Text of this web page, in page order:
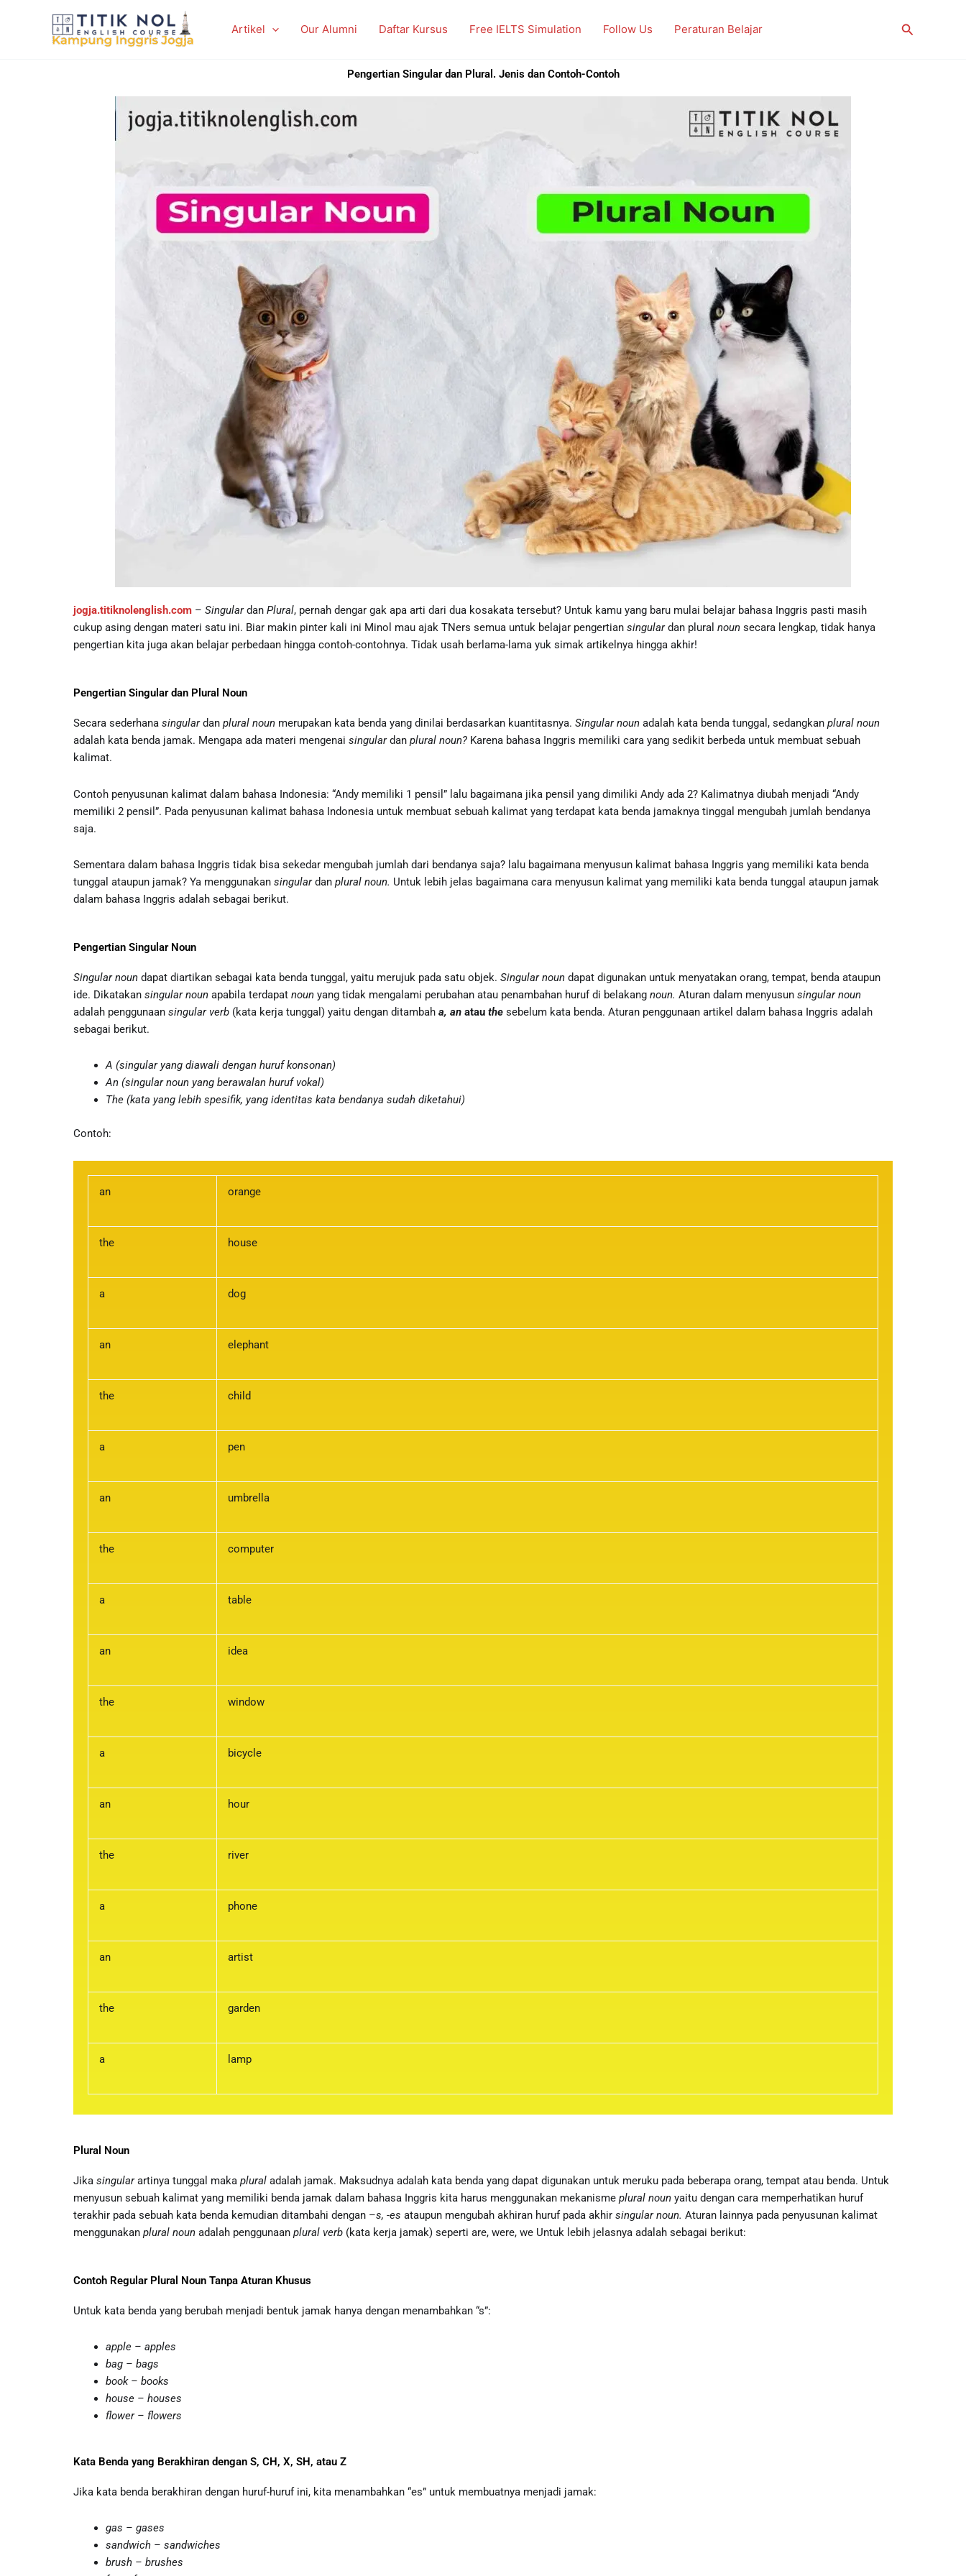
Artikel Our Alumni Daftar Kursus Free IELTS Simulation Follow Us Peraturan Belajar Search
Pengertian Singular dan Plural. Jenis dan Contoh-Contoh
jogja.titiknolenglish.com – Singulardan Plural, pernah dengar gak apa arti dari dua kosakata tersebut? Untuk kamu yang baru mulai belajar bahasa Inggris pasti masih
cukup asing dengan materi satu ini. Biar makin pinter kali ini Minol mau ajak TNers semua untuk belajar pengertian singulardan plural noun secara lengkap, tidak hanya
pengertian kita juga akan belajar perbedaan hingga contoh-contohnya. Tidak usah berlama-lama yuk simak artikelnya hingga akhir!
Pengertian Singular dan Plural Noun
Secara sederhana singulardan plural noun merupakan kata benda yang dinilai berdasarkan kuantitasnya. Singular noun adalah kata benda tunggal, sedangkan plural noun
adalah kata benda jamak. Mengapa ada materi mengenai singulardan plural noun? Karena bahasa Inggris memiliki cara yang sedikit berbeda untuk membuat sebuah
kalimat.
Contoh penyusunan kalimat dalam bahasa Indonesia: “Andy memiliki 1 pensil” lalu bagaimana jika pensil yang dimiliki Andy ada 2? Kalimatnya diubah menjadi “Andy
memiliki 2 pensil”. Pada penyusunan kalimat bahasa Indonesia untuk membuat sebuah kalimat yang terdapat kata benda jamaknya tinggal mengubah jumlah bendanya
saja.
Sementara dalam bahasa Inggris tidak bisa sekedar mengubah jumlah dari bendanya saja? lalu bagaimana menyusun kalimat bahasa Inggris yang memiliki kata benda
tunggal ataupun jamak? Ya menggunakan singulardan plural noun. Untuk lebih jelas bagaimana cara menyusun kalimat yang memiliki kata benda tunggal ataupun jamak
dalam bahasa Inggris adalah sebagai berikut.
Pengertian Singular Noun
Singular noun dapat diartikan sebagai kata benda tunggal, yaitu merujuk pada satu objek. Singular noun dapat digunakan untuk menyatakan orang, tempat, benda ataupun
ide. Dikatakan singular noun apabila terdapat noun yang tidak mengalami perubahan atau penambahan huruf di belakang noun. Aturan dalam menyusun singular noun
adalah penggunaan singular verb (kata kerja tunggal) yaitu dengan ditambah a, an atau the sebelum kata benda. Aturan penggunaan artikel dalam bahasa Inggris adalah
sebagai berikut.
A (singular yang diawali dengan huruf konsonan)
An (singular noun yang berawalan huruf vokal)
The (kata yang lebih spesifik, yang identitas kata bendanya sudah diketahui)
Contoh:
an orange
the house
a dog
an elephant
the child
a pen
an umbrella
the computer
a table
an idea
the window
a bicycle
an hour
the river
a phone
an artist
the garden
a lamp
Plural Noun
Jika singularartinya tunggal maka plural adalah jamak. Maksudnya adalah kata benda yang dapat digunakan untuk meruku pada beberapa orang, tempat atau benda. Untuk
menyusun sebuah kalimat yang memiliki benda jamak dalam bahasa Inggris kita harus menggunakan mekanisme plural noun yaitu dengan cara memperhatikan huruf
terakhir pada sebuah kata benda kemudian ditambahi dengan –s, -es ataupun mengubah akhiran huruf pada akhir singular noun. Aturan lainnya pada penyusunan kalimat
menggunakan plural noun adalah penggunaan plural verb (kata kerja jamak) seperti are, were, we Untuk lebih jelasnya adalah sebagai berikut:
Contoh Regular Plural Noun Tanpa Aturan Khusus
Untuk kata benda yang berubah menjadi bentuk jamak hanya dengan menambahkan “s”:
apple – apples
bag – bags
book – books
house – houses
flower – flowers
Kata Benda yang Berakhiran dengan S, CH, X, SH, atau Z
Jika kata benda berakhiran dengan huruf-huruf ini, kita menambahkan “es” untuk membuatnya menjadi jamak:
gas – gases
sandwich – sandwiches
brush – brushes